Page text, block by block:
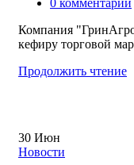
Компания
кефиру торговой
Продолжить чтение
30 Июн
Новости